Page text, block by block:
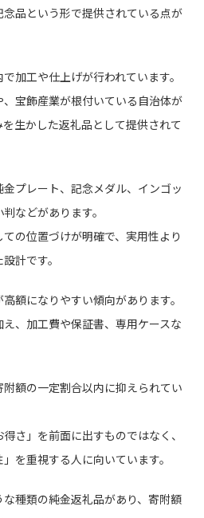
品という形で提供されている点が
加工や仕上げが行われています。
宝飾産業が根付いている自治体が
生かした返礼品として提供されて
プレート、記念メダル、インゴッ
などがあります。
の位置づけが明確で、実用性より
計です。
額になりやすい傾向があります。
、加工費や保証書、専用ケースな
額の一定割合以内に抑えられてい
さ」を前面に出すものではなく、
を重視する人に向いています。
種類の純金返礼品があり、寄附額